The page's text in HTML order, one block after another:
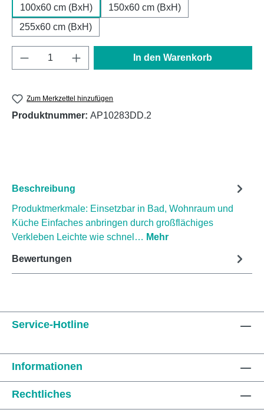
100x60 cm (BxH)
150x60 cm (BxH)
255x60 cm (BxH)
Produkt Anzahl: Gib den gewünschten
In den Warenkorb
Zum Merkzettel hinzufügen
Produktnummer: AP10283DD.2
Beschreibung
Produktmerkmale: Einsetzbar in Bad, Wohnraum und
Küche Einfaches anbringen durch großflächiges
Verkleben Leichte wie schnel… Mehr
Bewertungen
Service-Hotline
Informationen
Rechtliches